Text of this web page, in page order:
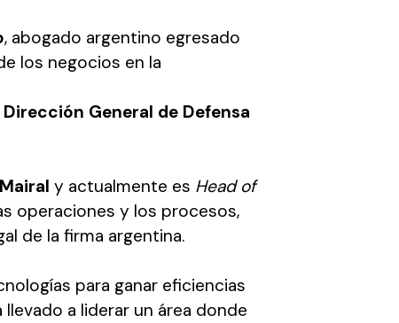
, abogado argentino egresado
los negocios en la
Dirección General de Defensa
y actualmente es Head of
operaciones y los procesos,
de la firma argentina.
para ganar eficiencias
llevado a liderar un área donde